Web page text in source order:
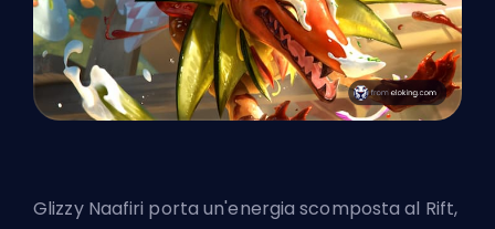
Glizzy Naafiri porta un'energia scomposta al Rift,